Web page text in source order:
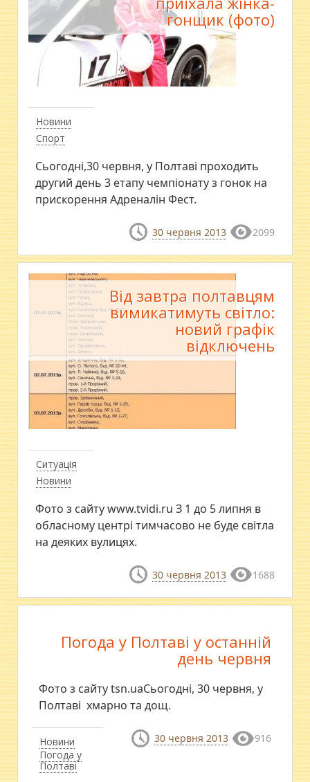
Новини
Спорт
гонщик (фото)
Сьогодні,30 червня, у Полтаві проходить
другий день 3 етапу чемпіонату з гонок на
прискорення Адреналін Фест.
30 червня 2013 2099
Ситуація
Новини
Від завтра полтавцям
вимикатимуть світло:
новий графік
відключень
Фото з сайту www.tvidi.ru З 1 до 5 липня в
обласному центрі тимчасово не буде світла
на деяких вулицях.
30 червня 2013 1688
Новини
Погода у
Полтаві
Погода у Полтаві у останній
день червня
Фото з сайту tsn.uaСьогодні, 30 червня, у
Полтаві хмарно та дощ.
30 червня 2013 916